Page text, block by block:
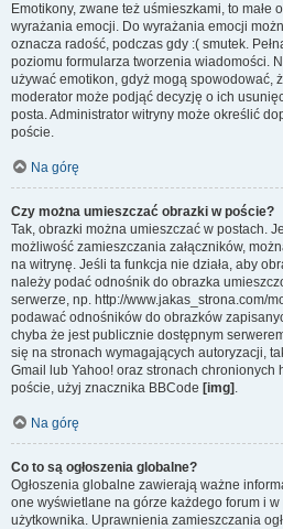
Emotikony, zwane też uśmieszkami, to małe
wyrażania emocji. Do wyrażania emocji
oznacza radość, podczas gdy :( smutek.
poziomu formularza tworzenia wiadomości.
używać emotikon, gdyż mogą spowodować,
moderator może podjąć decyzję o ich
posta. Administrator witryny może określić
poście.
Na górę
Czy można umieszczać obrazki w poście?
Tak, obrazki można umieszczać w postach.
możliwość zamieszczania załączników,
na witrynę. Jeśli ta funkcja nie działa, aby
należy podać odnośnik do obrazka
serwerze, np. http://www.jakas_strona.com/
podawać odnośników do obrazków
chyba że jest publicznie dostępnym
się na stronach wymagających autoryzacji,
Gmail lub Yahoo! oraz stronach chronionych
poście, użyj znacznika BBCode [img] .
Na górę
Co to są ogłoszenia globalne?
Ogłoszenia globalne zawierają ważne
one wyświetlane na górze każdego forum i
użytkownika. Uprawnienia zamieszczania